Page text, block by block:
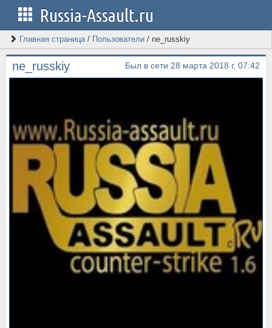
Russia-Assault.ru
Главная страница/ Пользователи / ne_russkiy
ne_russkiy Был в сети 28 марта 2018 г, 07:42